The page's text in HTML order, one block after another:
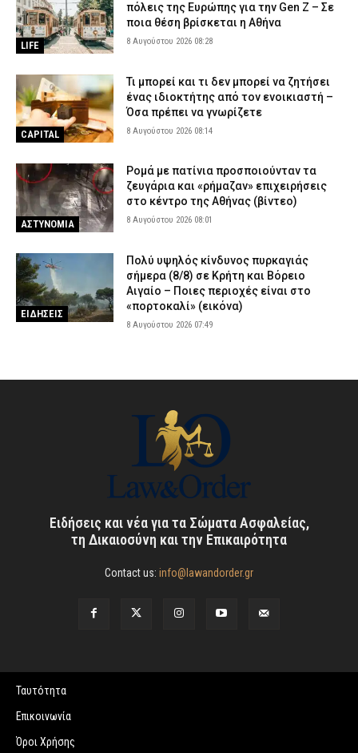
LIFE
πόλεις της Ευρώπης για την Gen Z – Σε
ποια θέση βρίσκεται η Αθήνα
8 Αυγούστου 2026 08:28
CAPITAL
Τι μπορεί και τι δεν μπορεί να ζητήσει
ένας ιδιοκτήτης από τον ενοικιαστή –
Όσα πρέπει να γνωρίζετε
8 Αυγούστου 2026 08:14
ΑΣΤΥΝΟΜΙΑ
Ρομά με πατίνια προσποιούνταν τα
ζευγάρια και «ρήμαζαν» επιχειρήσεις
στο κέντρο της Αθήνας (βίντεο)
8 Αυγούστου 2026 08:01
ΕΙΔΗΣΕΙΣ
Πολύ υψηλός κίνδυνος πυρκαγιάς
σήμερα (8/8) σε Κρήτη και Βόρειο
Αιγαίο – Ποιες περιοχές είναι στο
«πορτοκαλί» (εικόνα)
8 Αυγούστου 2026 07:49
Ειδήσεις και νέα για τα Σώματα Ασφαλείας,
τη Δικαιοσύνη και την Επικαιρότητα
Contact us: info@lawandorder.gr
Ταυτότητα
Επικοινωνία
Όροι Χρήσης